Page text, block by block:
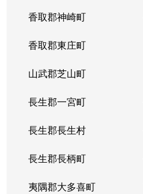
香取郡神崎町
香取郡東庄町
山武郡芝山町
長生郡一宮町
長生郡長生村
長生郡長柄町
夷隅郡大多喜町